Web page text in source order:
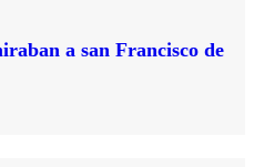
a san Francisco de